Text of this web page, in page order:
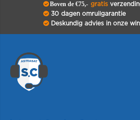
Boven de €75,- gratis
30 dagen omruilgarantie
Deskundig advies in onze